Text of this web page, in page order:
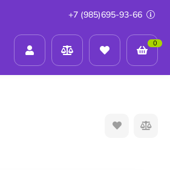
+7 (985)695-93-66
0